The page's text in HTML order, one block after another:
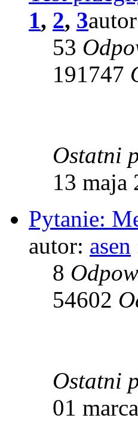
1, 2, 3
53
191747
Ostatni
13 maja
Pytanie:
autor: asen
8
54602
Ostatni
01